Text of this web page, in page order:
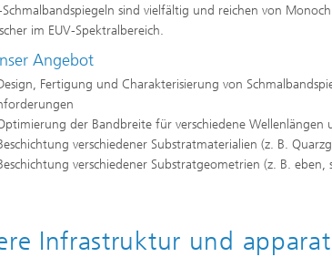
Schmalbandspiegeln sind vielfältig und reichen von
im EUV-Spektralbereich.
Angebot
Fertigung und Charakterisierung von
der Bandbreite für verschiedene Wellenlängen
verschiedener Substratmaterialien (z. B.
verschiedener Substratgeometrien (z. B. eben,
Infrastruktur und